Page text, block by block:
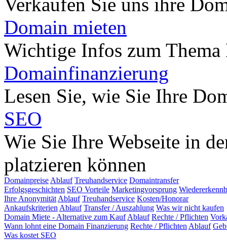
Domain mieten
Wichtige Infos zum
Domainfinanzierung
Lesen Sie, wie Sie Ihre
SEO
Wie Sie Ihre Webseite in
platzieren können
Domainpreise Ablauf Treuhandservice Domaintransfer
Erfolgsgeschichten SEO Vorteile Marketingvorsprung
Ihre Anonymität Ablauf Treuhandservice Kosten/Honorar
Ankaufskriterien Ablauf Transfer / Auszahlung Was wir nicht kaufen
Domain Miete - Alternative zum Kauf Ablauf Rechte / Pflichten
Wann lohnt eine Domain Finanzierung Rechte / Pflichten Ablauf
Was kostet SEO